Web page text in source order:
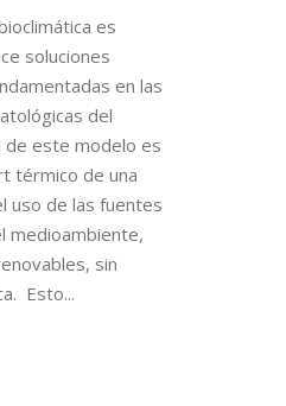
es
soluciones
en las
del
de este modelo es
térmico de una
uso de las fuentes
medioambiente,
sin
Esto...